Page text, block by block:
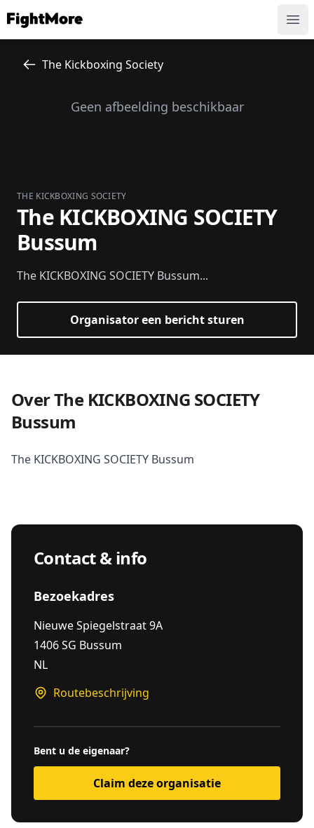
FightMore
The Kickboxing Society
Geen afbeelding beschikbaar
THE KICKBOXING SOCIETY
The KICKBOXING SOCIETY
Bussum
The KICKBOXING SOCIETY Bussum...
Organisator een bericht sturen
Over The KICKBOXING SOCIETY
Bussum
The KICKBOXING SOCIETY Bussum
Contact & info
Bezoekadres
Nieuwe Spiegelstraat 9A
1406 SG Bussum
NL
Routebeschrijving
Bent u de eigenaar?
Claim deze organisatie